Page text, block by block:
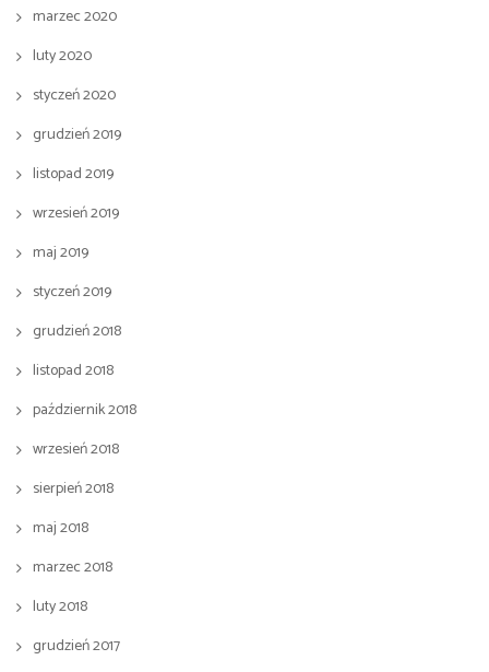
marzec 2020
luty 2020
styczeń 2020
grudzień 2019
listopad 2019
wrzesień 2019
maj 2019
styczeń 2019
grudzień 2018
listopad 2018
październik 2018
wrzesień 2018
sierpień 2018
maj 2018
marzec 2018
luty 2018
grudzień 2017